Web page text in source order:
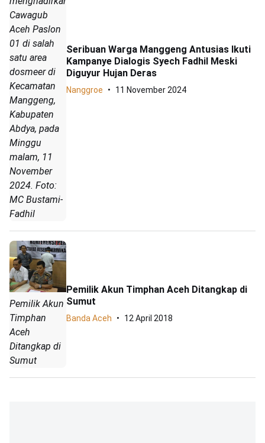
Cawagub
Aceh Paslon
01 di salah
satu area
dosmeer di
Kecamatan
Manggeng,
Kabupaten
Abdya, pada
Minggu
malam, 11
November
2024. Foto:
MC Bustami-
Fadhil
Seribuan Warga Manggeng Antusias Ikuti
Kampanye Dialogis Syech Fadhil Meski
Diguyur Hujan Deras
Nanggroe 11 November 2024
Pemilik Akun
Timphan
Aceh
Ditangkap di
Sumut
Pemilik Akun Timphan Aceh Ditangkap di
Sumut
Banda Aceh 12 April 2018